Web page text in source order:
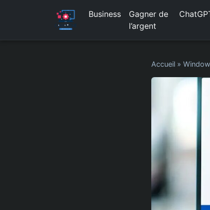
Business
Gagner de
l’argent
Accueil »